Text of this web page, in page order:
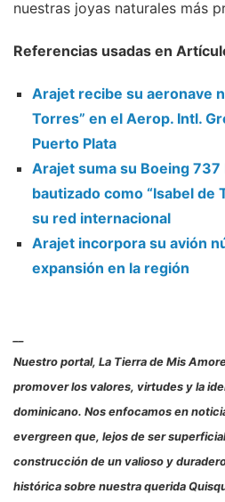
nuestras joyas naturales más
Referencias usadas en
Arajet recibe su aeronave
Torres” en el Aerop. Intl.
Puerto Plata
Arajet suma su Boeing
bautizado como “Isabel de
su red internacional
Arajet incorpora su avión
expansión en la región
Nuestro portal, La Tierra de Mis
promover los valores, virtudes y la
dominicano. Nos enfocamos en
evergreen que, lejos de ser
construcción de un valioso y
histórica sobre nuestra querida